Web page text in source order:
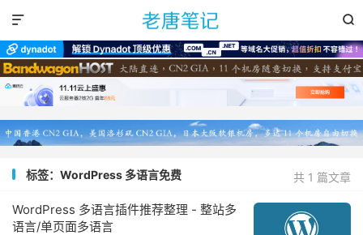


共 1 篇文章
标签：WordPress 多语言免费
WordPress 多语言插件推荐整理 - 整站多
语言/单页面多语言